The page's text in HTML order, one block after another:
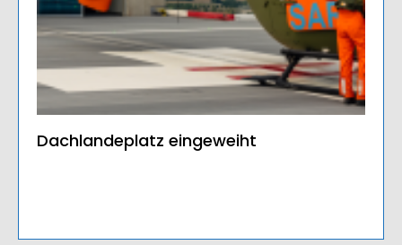
Dachlandeplatz eingeweiht